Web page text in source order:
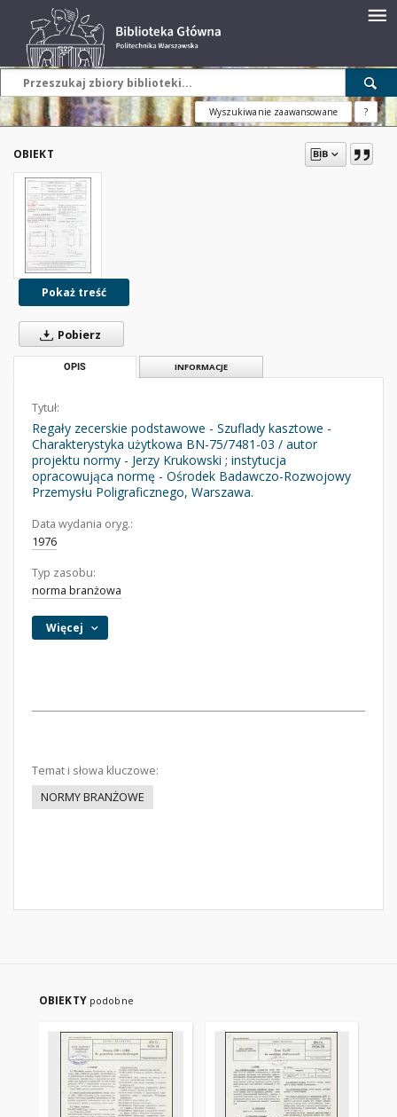
Wyszukiwanie zaawansowane ?
OBIEKT
Pokaż treść
Pobierz
OPIS INFORMACJE
Tytuł:
Regały zecerskie podstawowe - Szuflady kasztowe -
Charakterystyka użytkowa BN-75/7481-03 / autor
projektu normy - Jerzy Krukowski ; instytucja
opracowująca normę - Ośrodek Badawczo-Rozwojowy
Przemysłu Poligraficznego, Warszawa.
Data wydania oryg.:
1976
Typ zasobu:
norma branżowa
Więcej
Temat i słowa kluczowe:
NORMY BRANŻOWE
OBIEKTY podobne